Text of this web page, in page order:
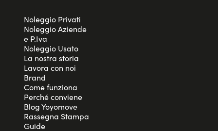
Noleggio Privati
Noleggio Aziende
e P.Iva
Noleggio Usato
La nostra storia
Lavora con noi
Brand
Come funziona
Perché conviene
Blog Yoyomove
Rassegna Stampa
Guide